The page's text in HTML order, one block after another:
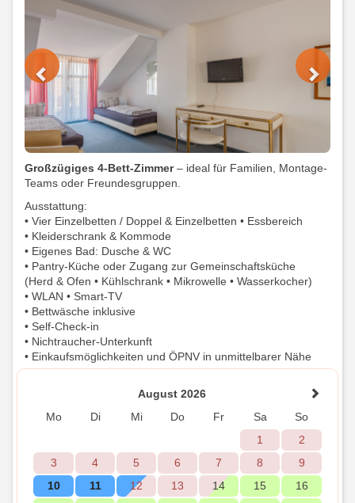
Previous Next
Großzügiges 4-Bett-Zimmer– ideal für Familien, Montage-
Teams oder Freundesgruppen.
Ausstattung:
• Vier Einzelbetten / Doppel & Einzelbetten • Essbereich
• Kleiderschrank & Kommode
• Eigenes Bad: Dusche & WC
• Pantry-Küche oder Zugang zur Gemeinschaftsküche
(Herd & Ofen • Kühlschrank • Mikrowelle • Wasserkocher)
• WLAN • Smart-TV
• Bettwäsche inklusive
• Self-Check-in
• Nichtraucher-Unterkunft
• Einkaufsmöglichkeiten und ÖPNV in unmittelbarer Nähe
August 2026
Mo
Di Mi Do Fr Sa
So
1
2
3
4 5 6 7 8
9
10
11 12 13 14 15
16